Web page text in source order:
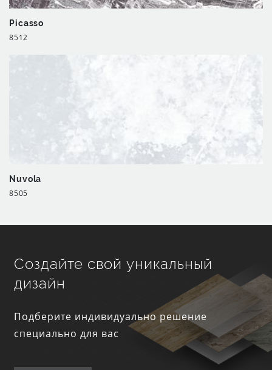
Picasso
8512
Nuvola
8505
Создайте свой уникальный
дизайн
Подберите индивидуально решение
специально для вас